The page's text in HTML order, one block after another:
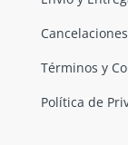
Términos y
Política de